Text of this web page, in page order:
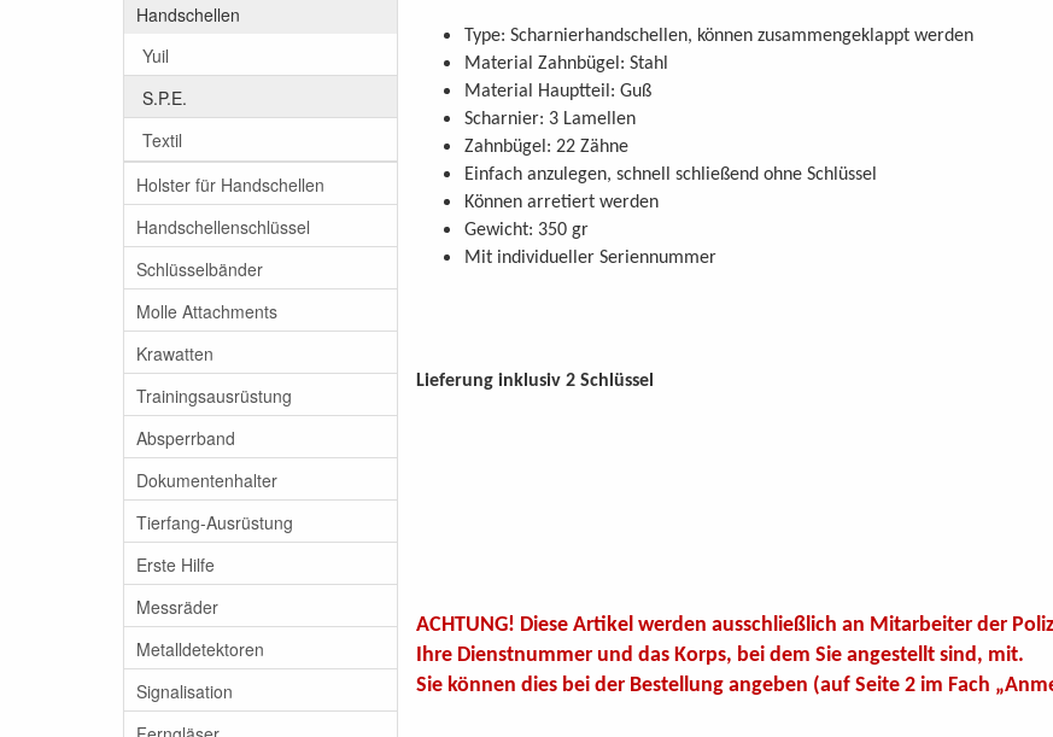
Handschellen
Yuil
S.P.E.
Textil
Holster für Handschellen
Handschellenschlüssel
Schlüsselbänder
Molle Attachments
Krawatten
Trainingsausrüstung
Absperrband
Dokumentenhalter
Tierfang-Ausrüstung
Erste Hilfe
Messräder
Metalldetektoren
Signalisation
Type: Scharnierhandschellen, können zusammengeklappt werden
Material Zahnbügel: Stahl
Material Hauptteil: Guß
Scharnier: 3 Lamellen
Zahnbügel: 22 Zähne
Einfach anzulegen, schnell schließend ohne Schlüssel
Können arretiert werden
Gewicht: 350 gr
Mit individueller Seriennummer
Lieferung inklusiv 2 Schlüssel
ACHTUNG! Diese Artikel werden ausschließlich an Mitarbeiter der
Ihre Dienstnummer und das Korps, bei dem Sie angestellt sind, mit.
Sie können dies bei der Bestellung angeben (auf Seite 2 im Fach